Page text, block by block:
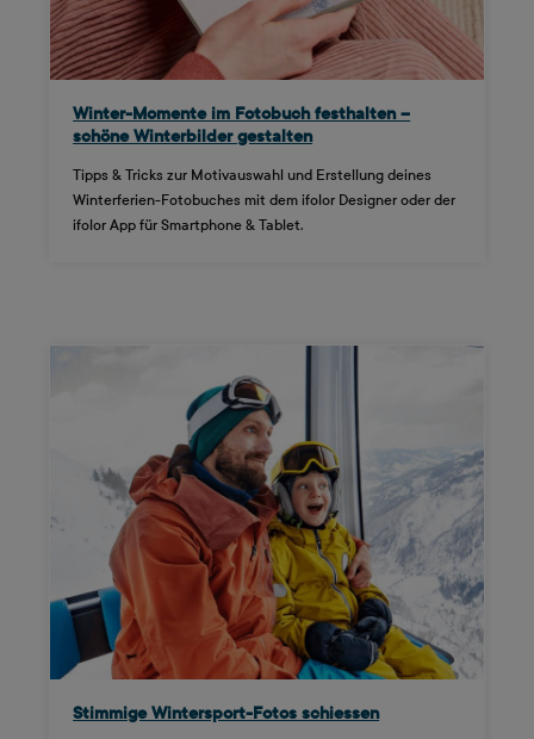
Winter-Momente im Fotobuch festhalten –
schöne Winterbilder gestalten
Tipps & Tricks zur Motivauswahl und Erstellung deines
Winterferien-Fotobuches mit dem ifolor Designer oder der
ifolor App für Smartphone & Tablet.
Stimmige Wintersport-Fotos schiessen